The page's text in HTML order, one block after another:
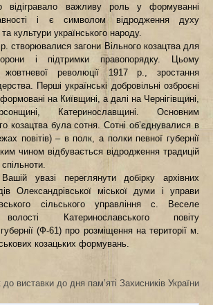
відігравало важливу роль у формуванні
і є символом відродження духу
культури українського народу.
створювалися загони Вільного козацтва для
і підтримки правопорядку. Цьому
жовтневої революції 1917 р., зростання
Перші українські добровільні озброєні
на Київщині, а далі на Чернігівщині,
Катеринославщині. Основним
козацтва була сотня. Сотні об’єднувалися в
повітів) – в полк, а полки певної губернії
чином відбувається відродження традицій
увазі переглянути добірку архівних
Олександрівської міської думи і управи
сільського управління с. Веселе
волості Катеринославського повіту
(Ф-61) про розміщення на території м.
козацьких формувань.
виставки до дня пам’яті Захисників України